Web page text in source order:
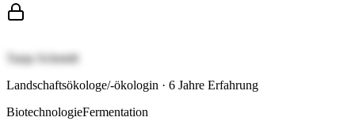
Tanja Schmidt
Landschaftsökologe/-ökologin · 6 Jahre Erfahrung
BiotechnologieFermentation